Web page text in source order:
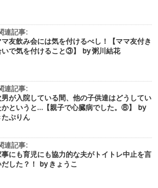
連記事:
マ友飲み会には気を付けるべし！【ママ友付き
いで気を付けること③】 by 粥川結花
連記事:
男が入院している間、他の子供達はどうしてい
かというと…【親子で心臓病でした。⑧】 by
たぷりん
連記事:
事にも育児にも協力的な夫がトイトレ中止を言
だした？！ by きょうこ